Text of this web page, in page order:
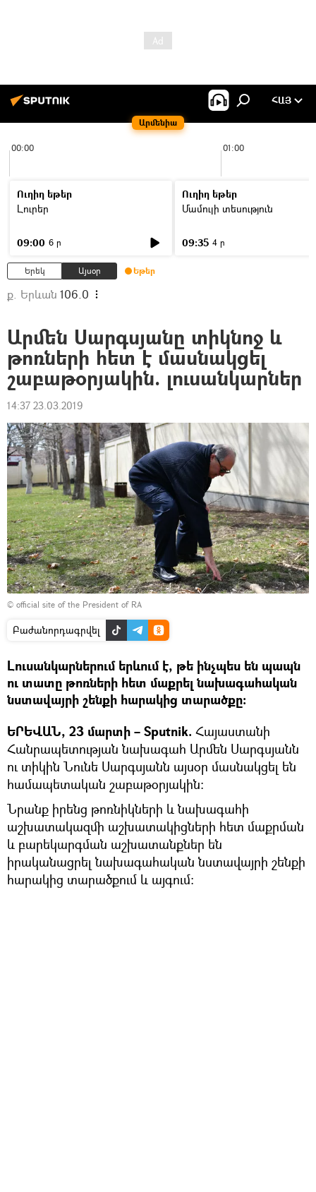
Արմենիա
ՀԱՅ
00:00 01:00
Ուղիղ եթեր
Լուրեր
09:00 6 ր
Ուղիղ եթեր
Մամուլի տեսություն
09:35 4 ր
Երեկ Այսօր Եթեր
ք. Երևան 106.0
Արմեն Սարգսյանը տիկնոջ և
թոռների հետ է մասնակցել
շաբաթօրյակին. լուսանկարներ
14:37 23.03.2019
© official site of the President of RA
Բաժանորդագրվել
Լուսանկարներում երևում է, թե ինչպես են պապն
ու տատը թոռների հետ մաքրել նախագահական
նստավայրի շենքի հարակից տարածքը։
ԵՐԵՎԱՆ, 23 մարտի – Sputnik. Հայաստանի
Հանրապետության նախագահ Արմեն Սարգսյանն
ու տիկին Նունե Սարգսյանն այսօր մասնակցել են
համապետական շաբաթօրյակին:
Նրանք իրենց թոռնիկների և նախագահի
աշխատակազմի աշխատակիցների հետ մաքրման
և բարեկարգման աշխատանքներ են
իրականացրել նախագահական նստավայրի շենքի
հարակից տարածքում և այգում: